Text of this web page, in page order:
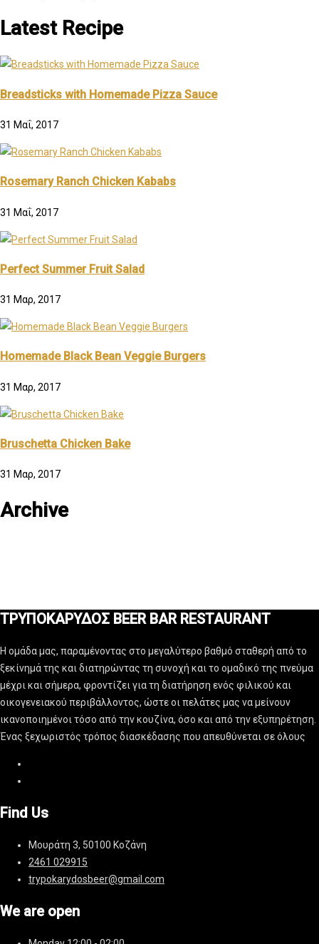
Latest Recipe
Breadsticks with Homemade Pizza Sauce
31 Μαΐ, 2017
Rosemary Ranch Chicken Kababs
31 Μαΐ, 2017
Perfect Summer Fruit Salad
31 Μαρ, 2017
Homemade Black Bean Veggie Burgers
31 Μαρ, 2017
Bruschetta Chicken Bake
31 Μαρ, 2017
Archive
ΤΡΥΠΟΚΑΡΥΔΟΣ BEER BAR RESTAURANT
Η ομάδα μας, παραμένοντας στο μεγαλύτερο βαθμό σταθερή από το
ξεκίνημά της και διατηρώντας τη συνοχή και το ομαδικό της πνεύμα
μέχρι και σήμερα, φροντίζει για τη διατήρηση ενός φιλικού και
οικογενειακού περιβάλλοντος, ώστε οι πελάτες μας να μείνουν
ικανοποιημένοι τόσο από την κουζίνα, όσο και από την εξυπηρέτηση.
Ένας ξεχωριστός τρόπος διασκέδασης που απευθύνεται σε όλους
Find Us
Μουράτη 3, 50100 Κοζάνη
2461 029915
trypokarydosbeer@gmail.com
We are open